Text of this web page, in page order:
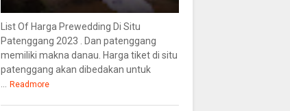
List Of Harga Prewedding Di Situ
Patenggang 2023 . Dan patenggang
memiliki makna danau. Harga tiket di situ
patenggang akan dibedakan untuk
Readmore